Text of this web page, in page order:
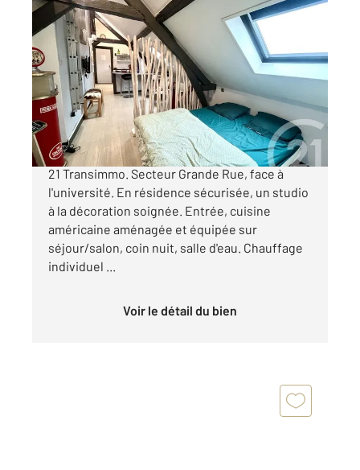
BOULOGNE SUR MER 62
21,30 m2, 1 pièce
Ref : 18856
Appartement Studio à vendre
59 000 €
BOULOGNE SUR MER EN EXCLUSIVITE Century
21 Transimmo. Secteur Grande Rue, face à
l'université. En résidence sécurisée, un studio
à la décoration soignée. Entrée, cuisine
américaine aménagée et équipée sur
séjour/salon, coin nuit, salle d'eau. Chauffage
individuel ...
Voir le détail du bien